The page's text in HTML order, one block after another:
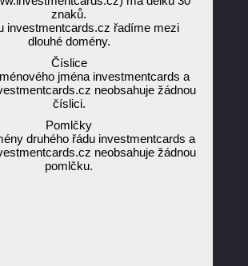
znaků.
investmentcards.cz řadíme mezi
dlouhé domény.
Číslice
jména investmentcards a
neobsahuje žádnou
číslici.
Pomlčky
druhého řádu investmentcards a
neobsahuje žádnou
pomlčku.